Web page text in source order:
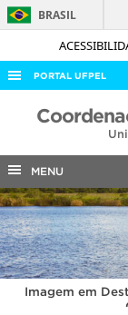
BRASIL
PORTAL UFPEL
ACESSO À
COBALTO
CONCURSOS
EDITAIS
INTERNACIONAL
OUVIDORIA
MENU
Imagem em